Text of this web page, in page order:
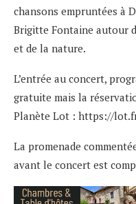
chansons empruntées à
Brigitte Fontaine autour
et de la nature.
L’entrée au concert,
gratuite mais la
Planète Lot : https://
La promenade
avant le concert est